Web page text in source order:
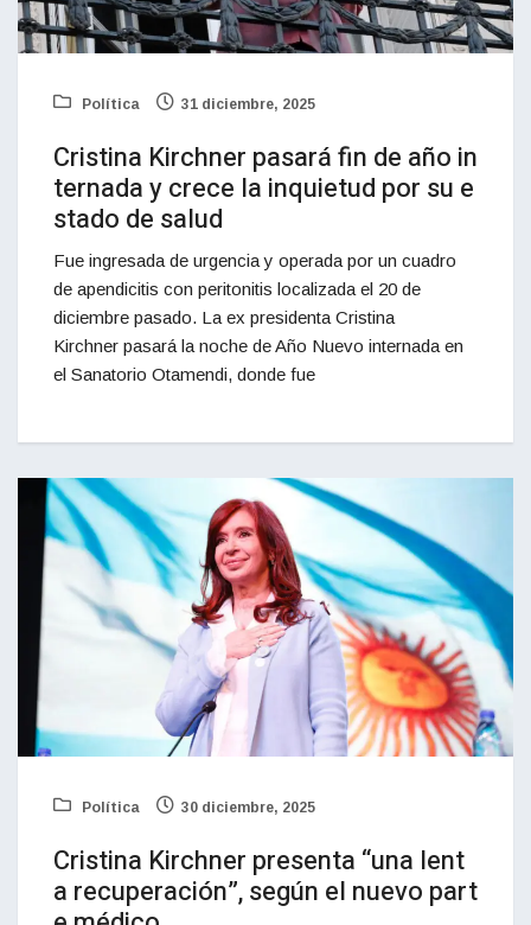
Política 31 diciembre, 2025
Cristina Kirchner pasará fin de año in
ternada y crece la inquietud por su e
stado de salud
Fue ingresada de urgencia y operada por un cuadro
de apendicitis con peritonitis localizada el 20 de
diciembre pasado. La ex presidenta Cristina
Kirchner pasará la noche de Año Nuevo internada en
el Sanatorio Otamendi, donde fue
Política 30 diciembre, 2025
Cristina Kirchner presenta “una lent
a recuperación”, según el nuevo part